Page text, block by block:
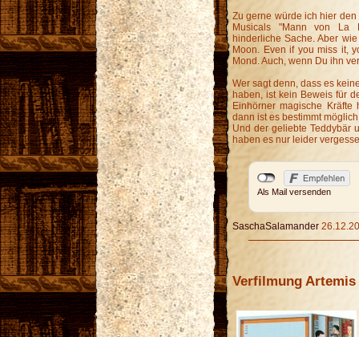
Zu gerne würde ich hier
Musicals "Mann von La
hinderliche Sache. Aber
Moon. Even if you miss it,
Mond. Auch, wenn Du ihn
Wer sagt denn, dass es
haben, ist kein Beweis für
Einhörner magische
dann ist es bestimmt
Und der geliebte Teddybär
haben es nur leider
Als Mail versenden
SaschaSalamander
Verfilmung Artemis